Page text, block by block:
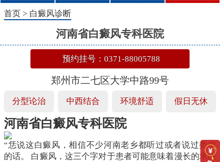
1 2 3 4
首页 > 白癜风诊断
河南省白癜风专科医院
预约挂号：0371-88005788
郑州市二七区大学中路99号
分型论治 中西结合 环境舒适 假日无休
河南省白癜风专科医院
“恁说这白癜风，相信不少河南老乡都听过或者说过类似
的话。 白癜风，这三个字对于患者可能意味着漫长的求医